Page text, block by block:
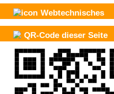
Webtechnisches
QR-Code dieser Seite